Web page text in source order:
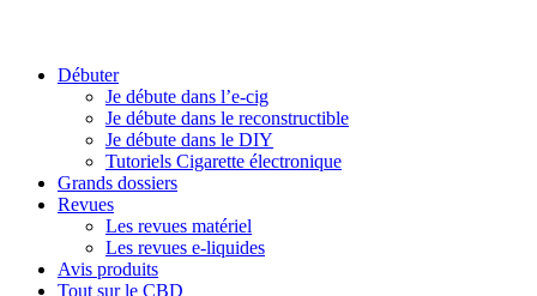
Débuter
Je débute dans l’e-cig
Je débute dans le reconstructible
Je débute dans le DIY
Tutoriels Cigarette électronique
Grands dossiers
Revues
Les revues matériel
Les revues e-liquides
Avis produits
Tout sur le CBD